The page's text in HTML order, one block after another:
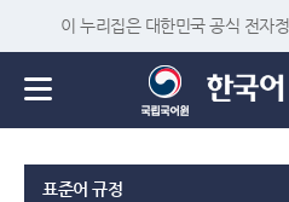
이 누리집은 대한민국 공식 전자
표준어 규정